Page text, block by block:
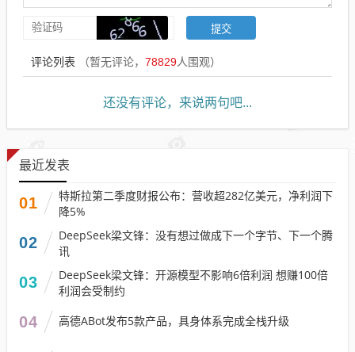
评论列表 （暂无评论， 78829人围观）
还没有评论，来说两句吧...
最近发表
01
特斯拉第二季度财报公布：营收超282亿美元，净利润下
降5%
02
DeepSeek梁文锋：没有想过做成下一个字节、下一个腾
讯
03
DeepSeek梁文锋：开源模型不影响6倍利润 想赚100倍
利润会受制约
04 高德ABot发布5款产品，具身体系完成全栈升级